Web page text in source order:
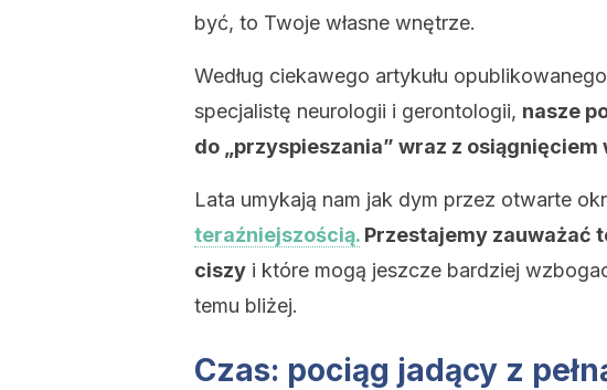
być, to Twoje własne wnętrze.
Według ciekawego artykułu
specjalistę neurologii i gerontologii, nasze
do „przyspieszania” wraz z osiągnięciem
Lata umykają nam jak dym przez otwarte
teraźniejszością. Przestajemy zauważać
ciszy i które mogą jeszcze bardziej
temu bliżej.
Czas: pociąg jadący z